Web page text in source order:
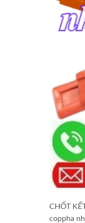
CHỐT
coppha